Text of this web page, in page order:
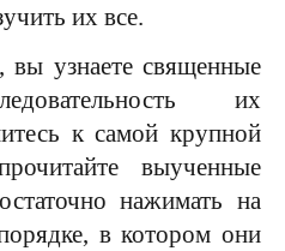
их все.
вы узнаете священные
их
к самой крупной
выученные
нажимать на
в котором они